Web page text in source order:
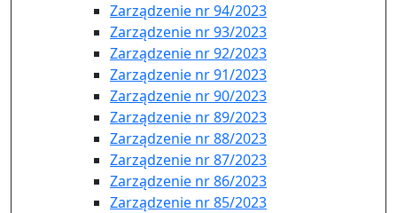
Zarządzenie nr 94/2023
Zarządzenie nr 93/2023
Zarządzenie nr 92/2023
Zarządzenie nr 91/2023
Zarządzenie nr 90/2023
Zarządzenie nr 89/2023
Zarządzenie nr 88/2023
Zarządzenie nr 87/2023
Zarządzenie nr 86/2023
Zarządzenie nr 85/2023